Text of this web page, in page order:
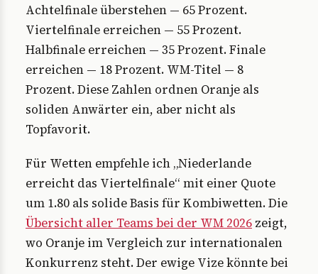
Achtelfinale überstehen — 65 Prozent.
Viertelfinale erreichen — 55 Prozent.
Halbfinale erreichen — 35 Prozent. Finale
erreichen — 18 Prozent. WM-Titel — 8
Prozent. Diese Zahlen ordnen Oranje als
soliden Anwärter ein, aber nicht als
Topfavorit.
Für Wetten empfehle ich „Niederlande
erreicht das Viertelfinale“ mit einer Quote
um 1.80 als solide Basis für Kombiwetten. Die
Übersicht aller Teams bei der WM 2026 zeigt,
wo Oranje im Vergleich zur internationalen
Konkurrenz steht. Der ewige Vize könnte bei